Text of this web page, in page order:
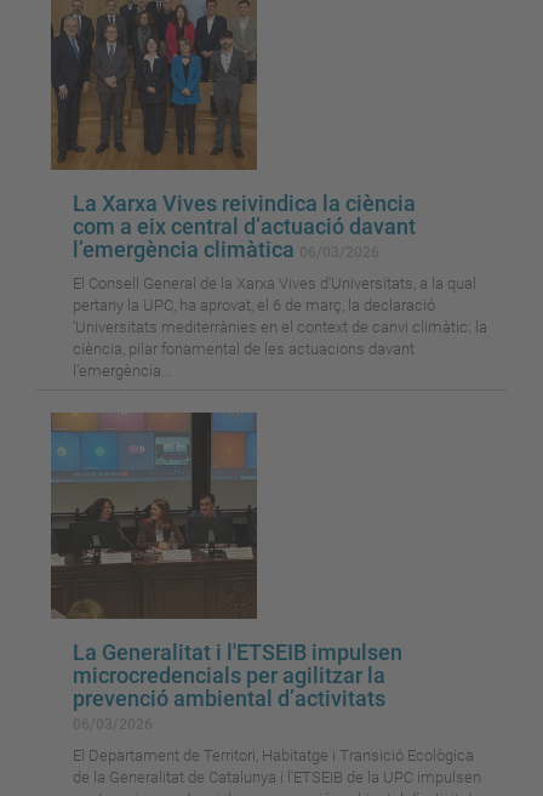
La Xarxa Vives reivindica la ciència
com a eix central d’actuació davant
l’emergència climàtica
El Consell General de la Xarxa Vives d'Universitats, a la qual
pertany la UPC, ha aprovat, el 6 de març, la declaració
'Universitats mediterrànies en el context de canvi climàtic: la
ciència, pilar fonamental de les actuacions davant
l’emergència...
La Generalitat i l'ETSEIB impulsen
microcredencials per agilitzar la
prevenció ambiental d’activitats
El Departament de Territori, Habitatge i Transició Ecològica
de la Generalitat de Catalunya i l'ETSEIB de la UPC impulsen